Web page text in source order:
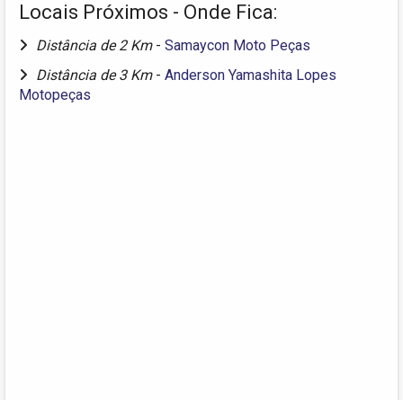
Locais Próximos - Onde Fica:
Distância de 2 Km - Samaycon Moto Peças
Distância de 3 Km - Anderson Yamashita Lopes
Motopeças